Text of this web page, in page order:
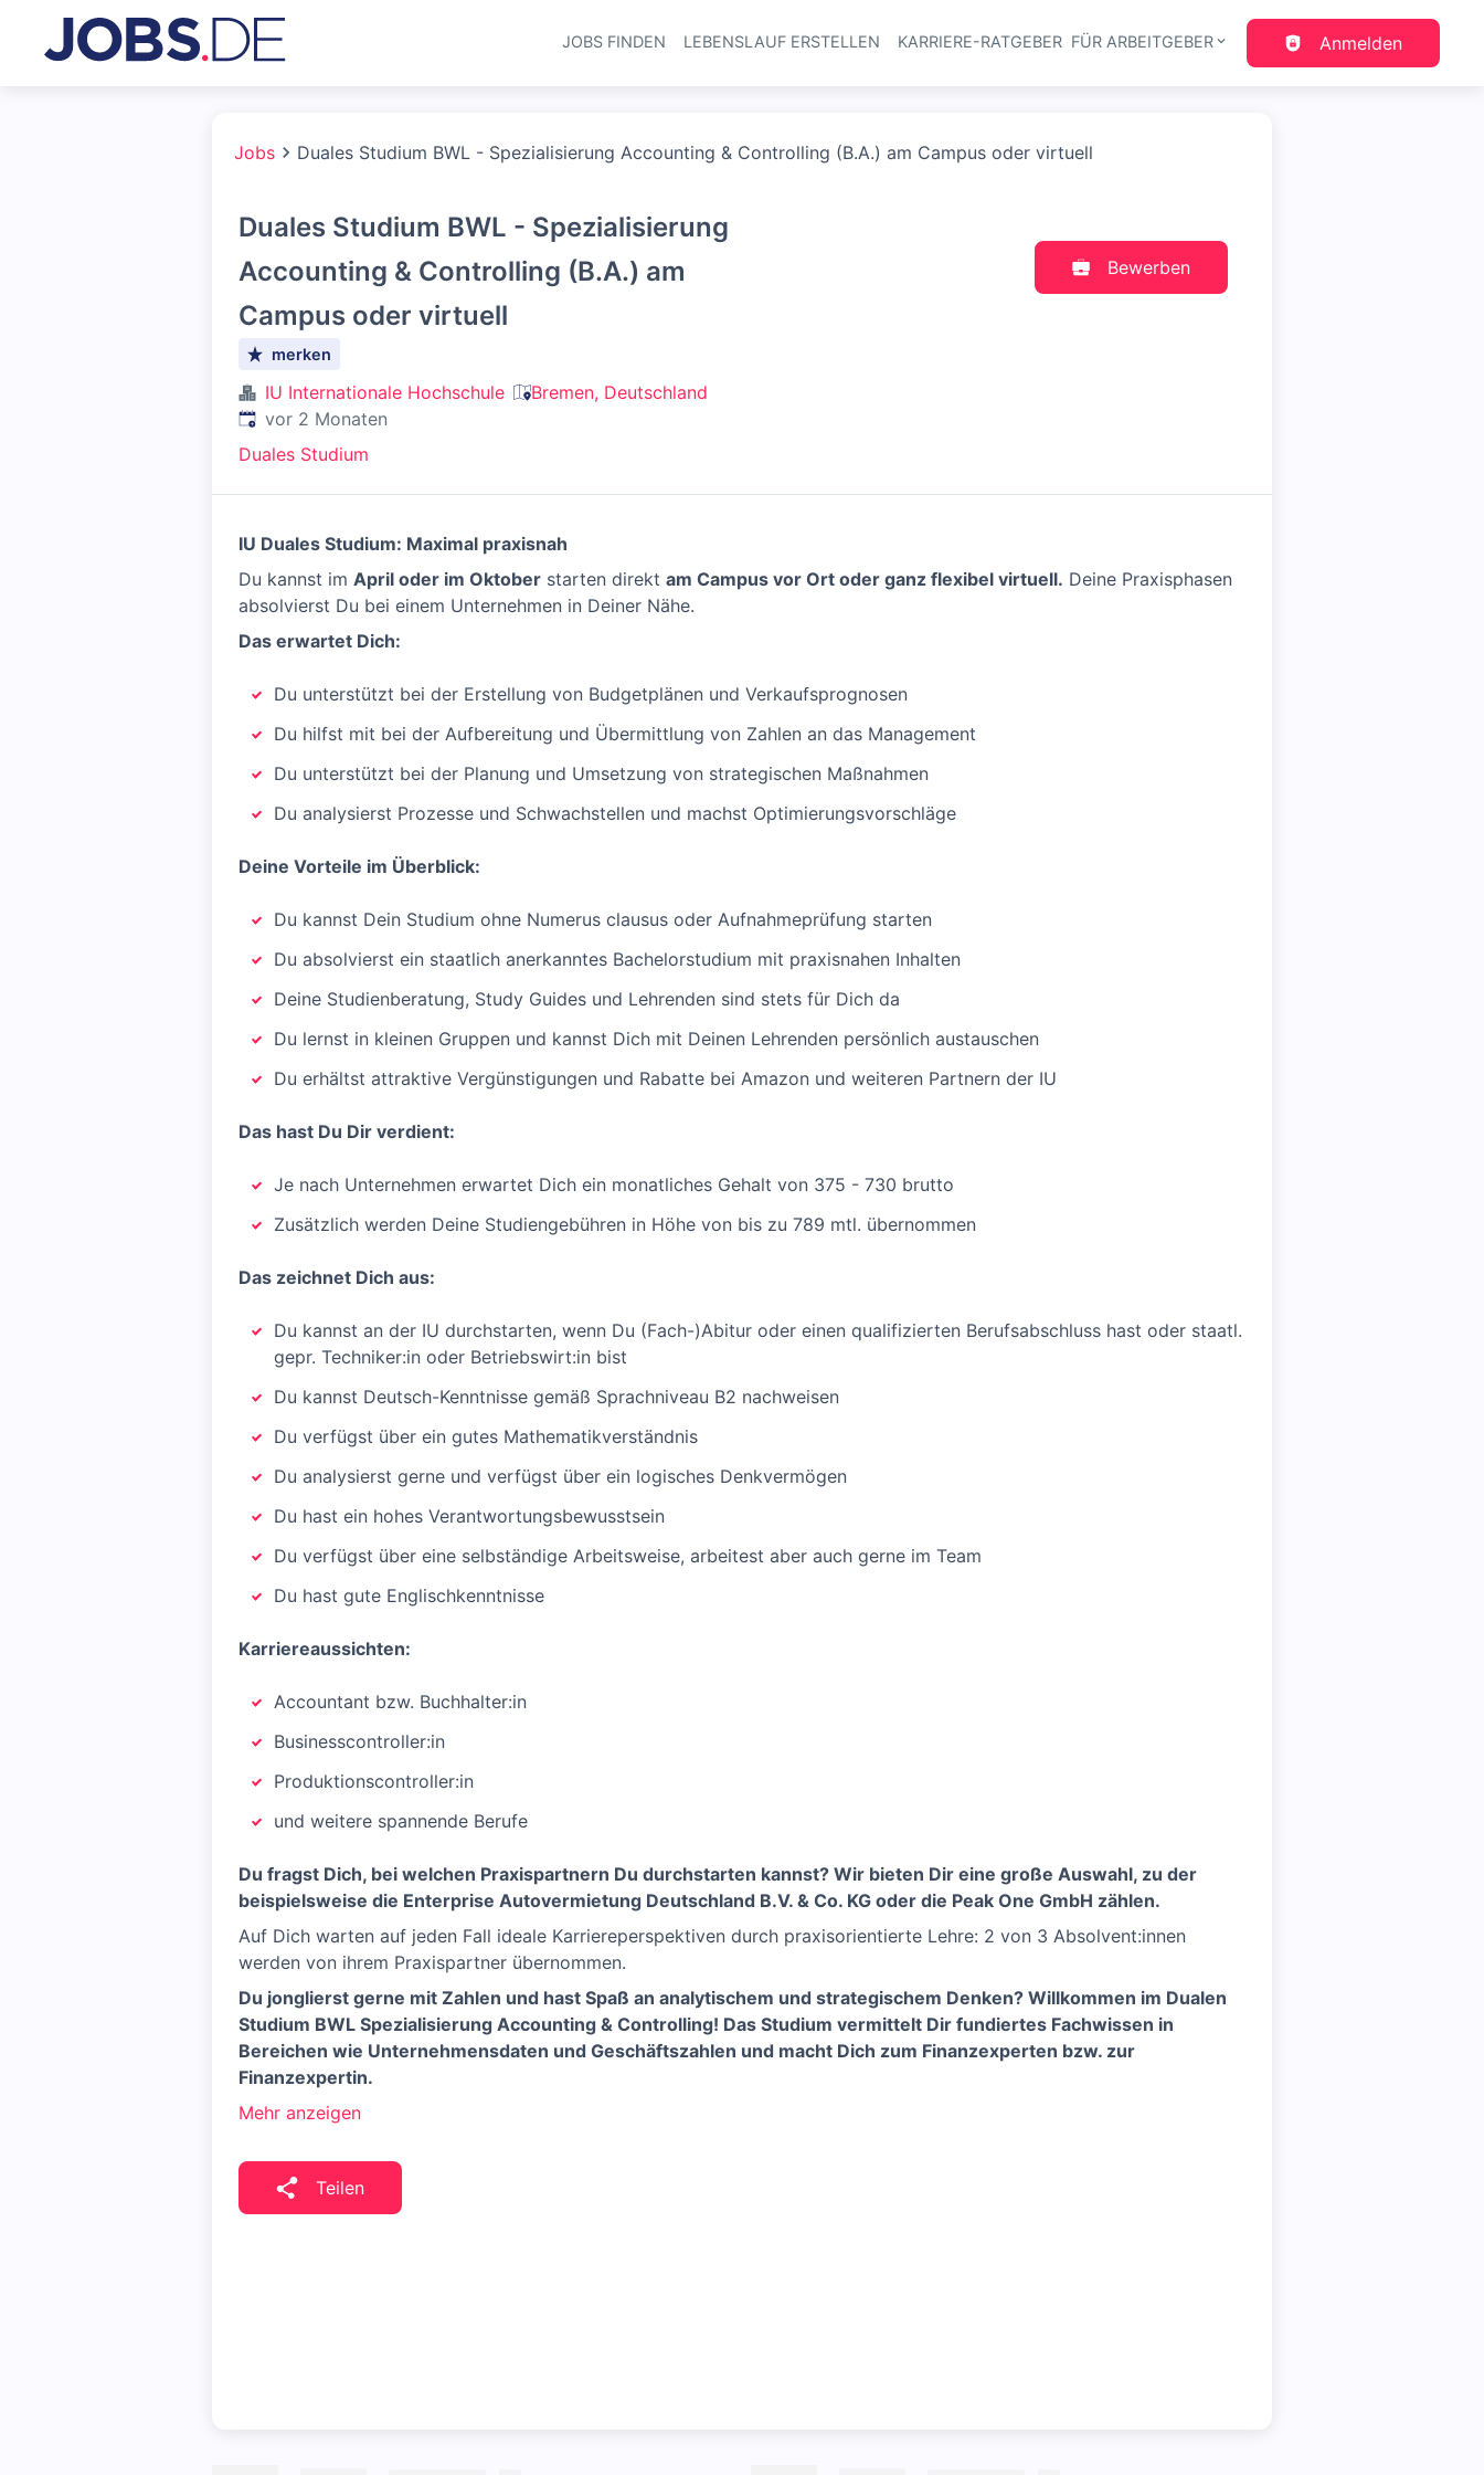
Haupt-Navigation
JOBS FINDEN LEBENSLAUF ERSTELLEN KARRIERE-RATGEBER FÜR ARBEITGEBER Anmelden
Jobs Duales Studium BWL - Spezialisierung Accounting & Controlling (B.A.) am Campus oder virtuell
Duales Studium BWL - Spezialisierung
Accounting & Controlling (B.A.) am
Campus oder virtuell
merken
IU Internationale Hochschule
Bremen, Deutschland
Veröffentlicht:
vor 2 Monaten
Duales Studium
Bewerben
IU Duales Studium: Maximal praxisnah
Du kannst im April oder im Oktober starten direkt am Campus vor Ort oder ganz flexibel virtuell. Deine Praxisphasen
absolvierst Du bei einem Unternehmen in Deiner Nähe.
Das erwartet Dich:
Du unterstützt bei der Erstellung von Budgetplänen und Verkaufsprognosen
Du hilfst mit bei der Aufbereitung und Übermittlung von Zahlen an das Management
Du unterstützt bei der Planung und Umsetzung von strategischen Maßnahmen
Du analysierst Prozesse und Schwachstellen und machst Optimierungsvorschläge
Deine Vorteile im Überblick:
Du kannst Dein Studium ohne Numerus clausus oder Aufnahmeprüfung starten
Du absolvierst ein staatlich anerkanntes Bachelorstudium mit praxisnahen Inhalten
Deine Studienberatung, Study Guides und Lehrenden sind stets für Dich da
Du lernst in kleinen Gruppen und kannst Dich mit Deinen Lehrenden persönlich austauschen
Du erhältst attraktive Vergünstigungen und Rabatte bei Amazon und weiteren Partnern der IU
Das hast Du Dir verdient:
Je nach Unternehmen erwartet Dich ein monatliches Gehalt von 375 - 730 brutto
Zusätzlich werden Deine Studiengebühren in Höhe von bis zu 789 mtl. übernommen
Das zeichnet Dich aus:
Du kannst an der IU durchstarten, wenn Du (Fach-)Abitur oder einen qualifizierten Berufsabschluss hast oder staatl.
gepr. Techniker:in oder Betriebswirt:in bist
Du kannst Deutsch-Kenntnisse gemäß Sprachniveau B2 nachweisen
Du verfügst über ein gutes Mathematikverständnis
Du analysierst gerne und verfügst über ein logisches Denkvermögen
Du hast ein hohes Verantwortungsbewusstsein
Du verfügst über eine selbständige Arbeitsweise, arbeitest aber auch gerne im Team
Du hast gute Englischkenntnisse
Karriereaussichten:
Accountant bzw. Buchhalter:in
Businesscontroller:in
Produktionscontroller:in
und weitere spannende Berufe
Du fragst Dich, bei welchen Praxispartnern Du durchstarten kannst? Wir bieten Dir eine große Auswahl, zu der
beispielsweise die Enterprise Autovermietung Deutschland B.V. & Co. KG oder die Peak One GmbH zählen.
Auf Dich warten auf jeden Fall ideale Karriereperspektiven durch praxisorientierte Lehre: 2 von 3 Absolvent:innen
werden von ihrem Praxispartner übernommen.
Du jonglierst gerne mit Zahlen und hast Spaß an analytischem und strategischem Denken? Willkommen im Dualen
Studium BWL Spezialisierung Accounting & Controlling! Das Studium vermittelt Dir fundiertes Fachwissen in
Bereichen wie Unternehmensdaten und Geschäftszahlen und macht Dich zum Finanzexperten bzw. zur
Finanzexpertin.
Mehr anzeigen
Teilen